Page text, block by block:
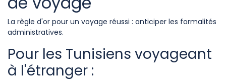
La règle d'or pour un voyage réussi : anticiper les formalités
administratives.
Pour les Tunisiens voyageant
à l'étranger :